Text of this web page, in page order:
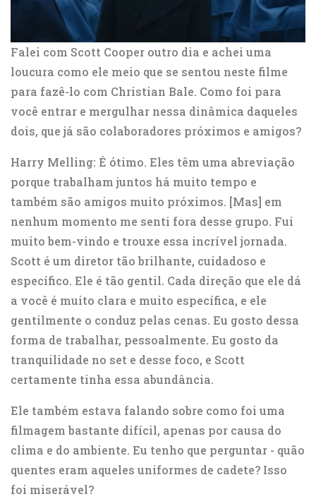
Falei com Scott Cooper outro dia e achei uma
loucura como ele meio que se sentou neste filme
para fazê-lo com Christian Bale. Como foi para
você entrar e mergulhar nessa dinâmica daqueles
dois, que já são colaboradores próximos e amigos?
Harry Melling: É ótimo. Eles têm uma abreviação
porque trabalham juntos há muito tempo e
também são amigos muito próximos. [Mas] em
nenhum momento me senti fora desse grupo. Fui
muito bem-vindo e trouxe essa incrível jornada.
Scott é um diretor tão brilhante, cuidadoso e
específico. Ele é tão gentil. Cada direção que ele dá
a você é muito clara e muito específica, e ele
gentilmente o conduz pelas cenas. Eu gosto dessa
forma de trabalhar, pessoalmente. Eu gosto da
tranquilidade no set e desse foco, e Scott
certamente tinha essa abundância.
Ele também estava falando sobre como foi uma
filmagem bastante difícil, apenas por causa do
clima e do ambiente. Eu tenho que perguntar - quão
quentes eram aqueles uniformes de cadete? Isso
foi miserável?